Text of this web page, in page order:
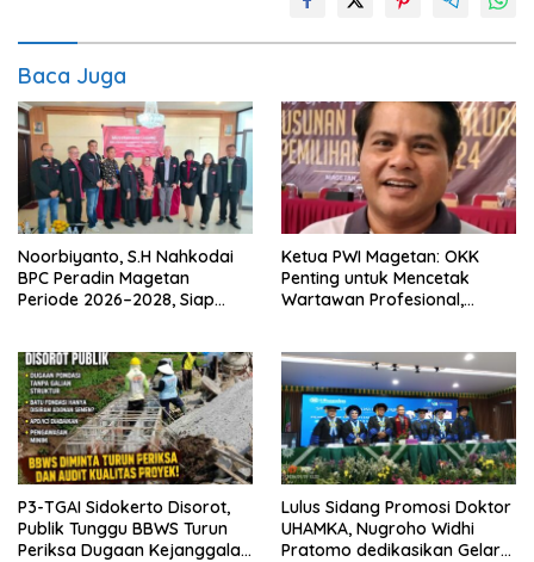
Baca Juga
Noorbiyanto, S.H Nahkodai
BPC Peradin Magetan
Periode 2026–2028, Siap
Ketua PWI Magetan: OKK
Penting untuk Mencetak
Wartawan Profesional,
P3-TGAI Sidokerto Disorot,
Publik Tunggu BBWS Turun
Periksa Dugaan Kejanggalan
Lulus Sidang Promosi Doktor
UHAMKA, Nugroho Widhi
Pratomo dedikasikan Gelar